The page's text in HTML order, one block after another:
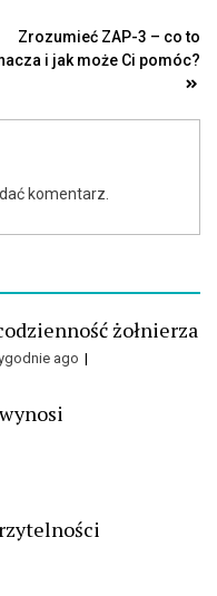
Zrozumieć ZAP-3 – co to
i jak może Ci pomóc?
komentarz.
żołnierza
ago